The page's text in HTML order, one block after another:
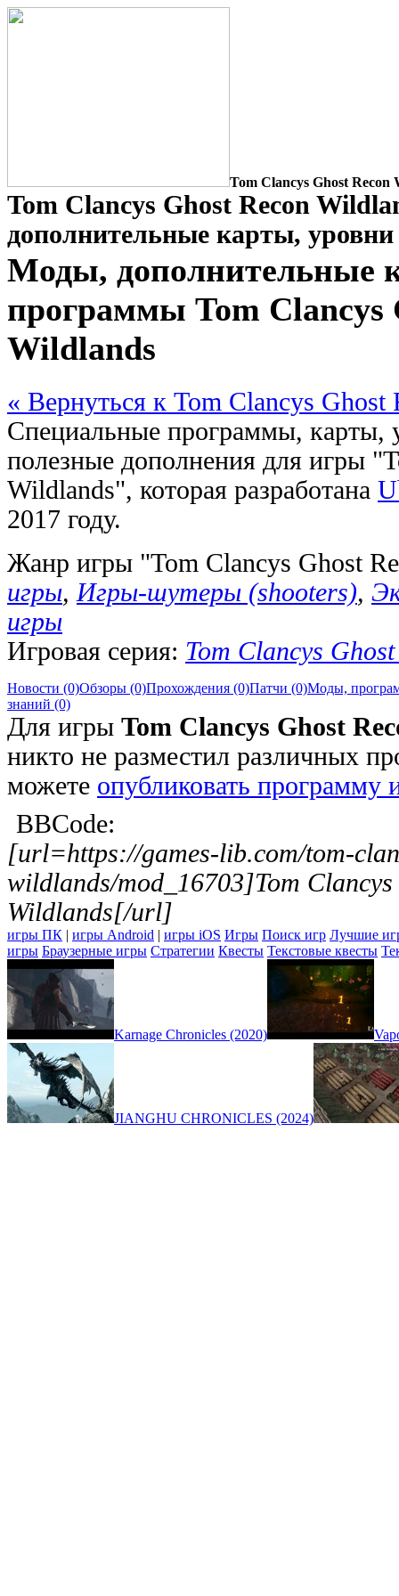
Tom Clancys Ghost
Tom Clancys Ghost Recon
дополнительные карты,
Моды, дополнительные
программы Tom Clancys
Wildlands
« Вернуться к Tom Clancys Ghost
Специальные программы, карты,
полезные дополнения для игры
Wildlands", которая разработана
2017 году.
Жанр игры "Tom Clancys Ghost
игры, Игры-шутеры (shooters),
игры
Игровая серия: Tom Clancys
Новости (0)Обзоры (0)Прохождения (0)Патчи (0)Моды,
знаний (0)
Для игры Tom Clancys Ghost
никто не разместил различных
можете опубликовать программу
BBCode:
[url=https://games-lib.com/tom-
wildlands/mod_16703]Tom Clancys
Wildlands[/url]
игры ПК | игры Android | игры iOS Игры Поиск игр Лучшие
игры Браузерные игры Стратегии Квесты Текстовые квесты
Karnage Chronicles (2020)
JIANGHU CHRONICLES (2024)